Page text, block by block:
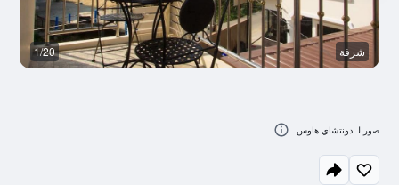
شرفة 1/20
صور لـ دونتشاي هاوس